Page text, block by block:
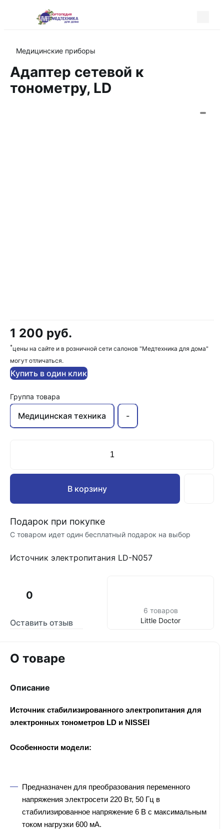
Медицинские приборы
Адаптер сетевой к
тонометру, LD
1 200 руб.
*цены на сайте и в розничной сети салонов "Медтехника для дома"
могут отличаться.
Купить в один клик
Группа товара
Медицинская техника -
В корзину
Подарок при покупке
С товаром идет один бесплатный подарок на выбор
Источник электропитания LD-N057
0
Оставить отзыв
6 товаров
Little Doctor
О товаре
Описание
Источник стабилизированного электропитания для
электронных тонометров LD и NISSEI
Особенности модели:
Предназначен для преобразования переменного
напряжения электросети 220 Вт, 50 Гц в
стабилизированное напряжение 6 В с максимальным
током нагрузки 600 мА.